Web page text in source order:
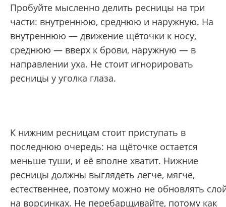
Пробуйте мысленно делить ресницы на три
части: внутреннюю, среднюю и наружную. На
внутреннюю — движение щёточки к носу,
среднюю — вверх к брови, наружную — в
направлении уха. Не стоит игнорировать
ресницы у уголка глаза.
К нижним ресницам стоит приступать в
последнюю очередь: на щёточке остается
меньше туши, и её вполне хватит. Нижние
ресницы должны выглядеть легче, мягче,
естественнее, поэтому можно не обновлять
на ворсинках. Не перебарщивайте, потому как